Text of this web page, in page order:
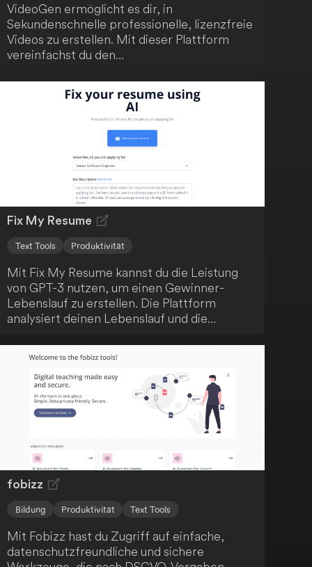
VideoGen ermöglicht es dir, in
Sekundenschnelle professionelle, lizenzfreie
Videos zu erstellen. Mit dieser Plattform
vereinfachst du den
zeitaufwendig und kostspielig ist. Mit nur
wenigen Klicks kannst du beeindruckende
Videos kreieren.
Fix My Resume
Text Tools Produktivität
Mit Fix My Resume kannst du die Leistung
von GPT-3 nutzen, um einen Gewinner-
Lebenslauf zu erstellen. Die Plattform
analysiert deinen Lebenslauf und die
personalisierte Tipps, um deine
Erfolgsaussichten zu verbessern. Verbessere
deine Job-Suche und erreiche heute deinen
Traumjob!
fobizz
Bildung Produktivität Text Tools
Mit Fobizz hast du Zugriff auf einfache,
datenschutzfreundliche und sichere